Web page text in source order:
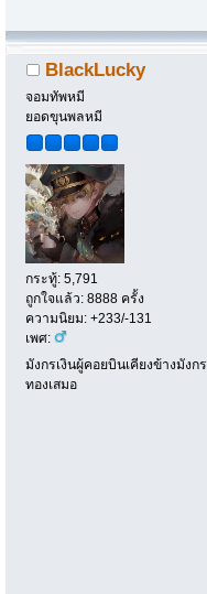
BlackLucky
จอมทัพหมี
ยอดขุนพลหมี
กระทู้: 5,791
ถูกใจแล้ว: 8888 ครั้ง
ความนิยม: +233/-131
เพศ:
มังกรเงินผู้คอยบินเคียงข้างมังกร
ทองเสมอ